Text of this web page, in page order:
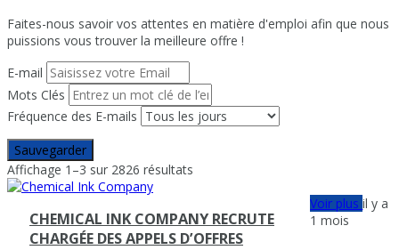
Faites-nous savoir vos attentes en matière d'emploi afin que nous
puissions vous trouver la meilleure offre !
E-mail
Mots Clés
Fréquence des E-mails
Sauvegarder
Affichage 1–3 sur 2826 résultats
CHEMICAL INK COMPANY RECRUTE
CHARGÉE DES APPELS D’OFFRES
Voir plusil y a
1 mois